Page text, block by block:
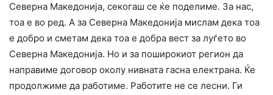
Северна Македонија, секогаш се ќе поделиме. За нас,
тоа е во ред. А за Северна Македонија мислам дека тоа
е добро и сметам дека тоа е добра вест за луѓето во
Северна Македонија. Но и за поширокиот регион да
направиме договор околу нивната гасна електрана. Ќе
продолжиме да работиме. Работите не се лесни. Ги